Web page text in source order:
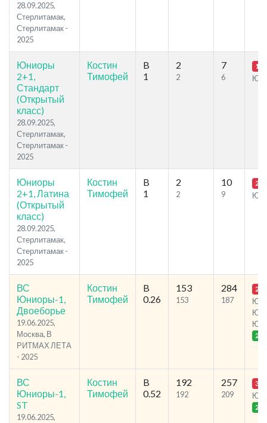
28.09.2025,
Стерлитамак,
Стерлитамак -
2025
Юниоры
2+1,
Стандарт
(Открытый
класс)
28.09.2025,
Стерлитамак,
Стерлитамак -
2025
Костин
Тимофей
B
1
2
2
7
6
Юниоры
2+1, Латина
(Открытый
класс)
28.09.2025,
Стерлитамак,
Стерлитамак -
2025
Костин
Тимофей
B
1
2
2
10
9
ВС
Юниоры-1,
Двоеборье
19.06.2025,
Москва, В
РИТМАХ ЛЕТА
- 2025
Костин
Тимофей
B
0.26
153
153
284
187
26
ВС
Юниоры-1,
ST
19.06.2025,
Костин
Тимофей
B
0.52
192
192
257
209
26